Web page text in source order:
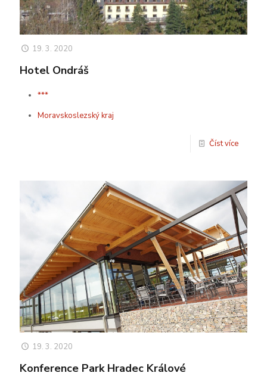
19. 3. 2020
Hotel Ondráš
***
Moravskoslezský kraj
Číst více
19. 3. 2020
Konference Park Hradec Králové